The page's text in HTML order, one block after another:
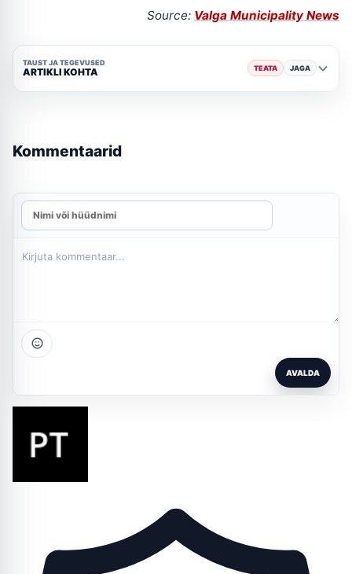
Source: Valga Municipality News
TAUST JA TEGEVUSED
ARTIKLI KOHTA TEATA JAGA
Kommentaarid
AVALDA